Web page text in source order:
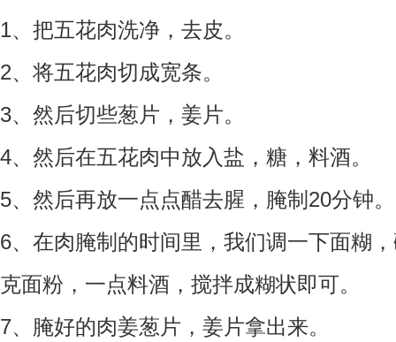
1、把五花肉洗净，去皮。
2、将五花肉切成宽条。
3、然后切些葱片，姜片。
4、然后在五花肉中放入盐，糖，料酒。
5、然后再放一点点醋去腥，腌制20分钟。
6、在肉腌制的时间里，我们调一下面糊
克面粉，一点料酒，搅拌成糊状即可。
7、腌好的肉姜葱片，姜片拿出来。